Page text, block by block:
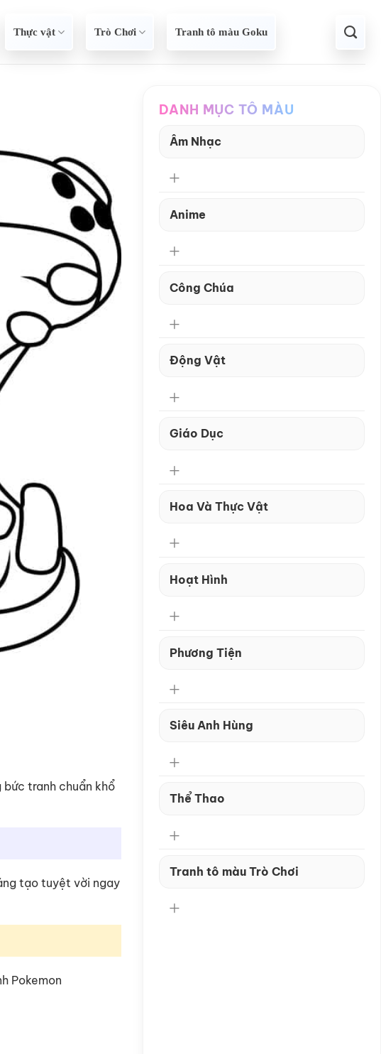
Thực vật Trò Chơi Tranh tô màu Goku
tranh chuẩn khổ
tạo tuyệt vời ngay
Pokemon
DANH MỤC TÔ MÀU
Âm Nhạc
Anime
Công Chúa
Động Vật
Giáo Dục
Hoa Và Thực Vật
Hoạt Hình
Phương Tiện
Siêu Anh Hùng
Thể Thao
Tranh tô màu Trò Chơi